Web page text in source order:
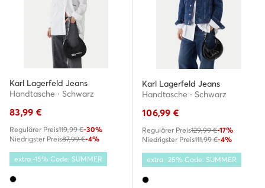
Karl Lagerfeld Jeans
Handtasche · Schwarz
83,99 €
Regulärer Preis119,99 €-30%
Niedrigster Preis87,99 €-4%
extra -15% Code: SUMMER
Karl Lagerfeld Jeans
Handtasche · Schwarz
106,99 €
Regulärer Preis129,99 €-17%
Niedrigster Preis111,99 €-4%
extra -25% Code: SUMMER